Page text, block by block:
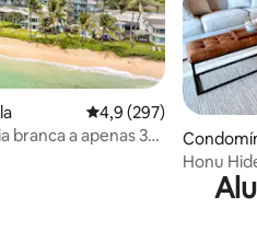
4,9 de uma avaliação
4,9 (297)
branca a apenas 30
Honu